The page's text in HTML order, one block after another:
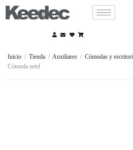
Inicio / Tienda / Auxiliares / Cómodas y
Cómoda zetel